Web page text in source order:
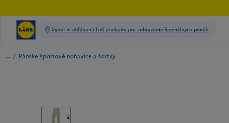
/ Pánske športové nohavice a šortky